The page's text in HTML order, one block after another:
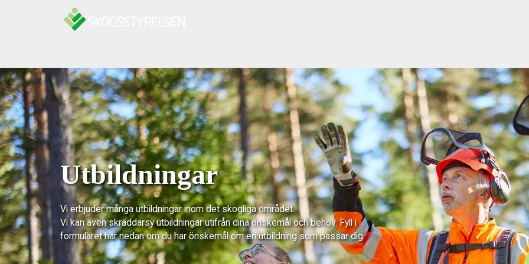
Utbildningar
Vi erbjuder många utbildningar inom det skogliga området.
Vi kan även skräddarsy utbildningar utifrån dina önskemål och behov. Fyll i
formuläret här nedan om du har önskemål om en utbildning som passar dig